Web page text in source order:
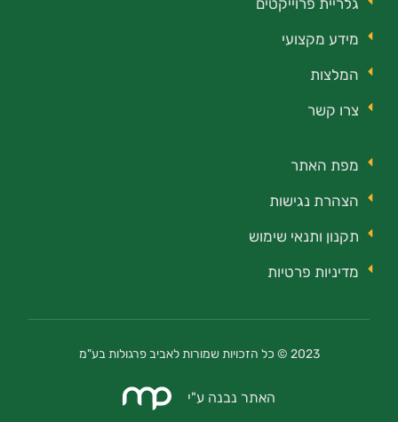
מידע מקצועי
המלצות
צרו קשר
מפת האתר
הצהרת נגישות
תקנון ותנאי שימוש
מדיניות פרטיות
2023 © כל הזכויות שמורות לאביב פרגולות בע"מ
האתר נבנה ע"י